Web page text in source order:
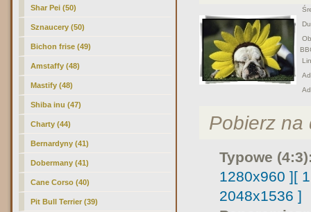
Shar Pei (50)
Sznaucery (50)
Bichon frise (49)
Amstaffy (48)
Mastify (48)
Shiba inu (47)
Charty (44)
Bernardyny (41)
Dobermany (41)
Cane Corso (40)
Pit Bull Terrier (39)
Pobierz na
Typowe
1280x960 ][
2048x1536 ]